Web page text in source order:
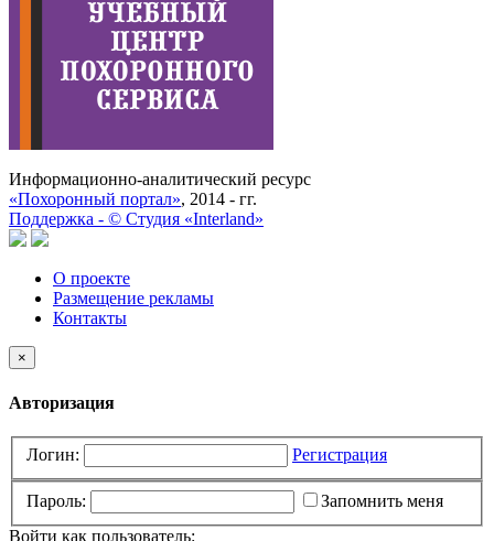
Информационно-аналитический ресурс
«Похоронный портал», 2014 - гг.
Поддержка - © Cтудия «Interland»
О проекте
Размещение рекламы
Контакты
×
Авторизация
Логин: Регистрация
Пароль:
Запомнить меня
Войти как пользователь: